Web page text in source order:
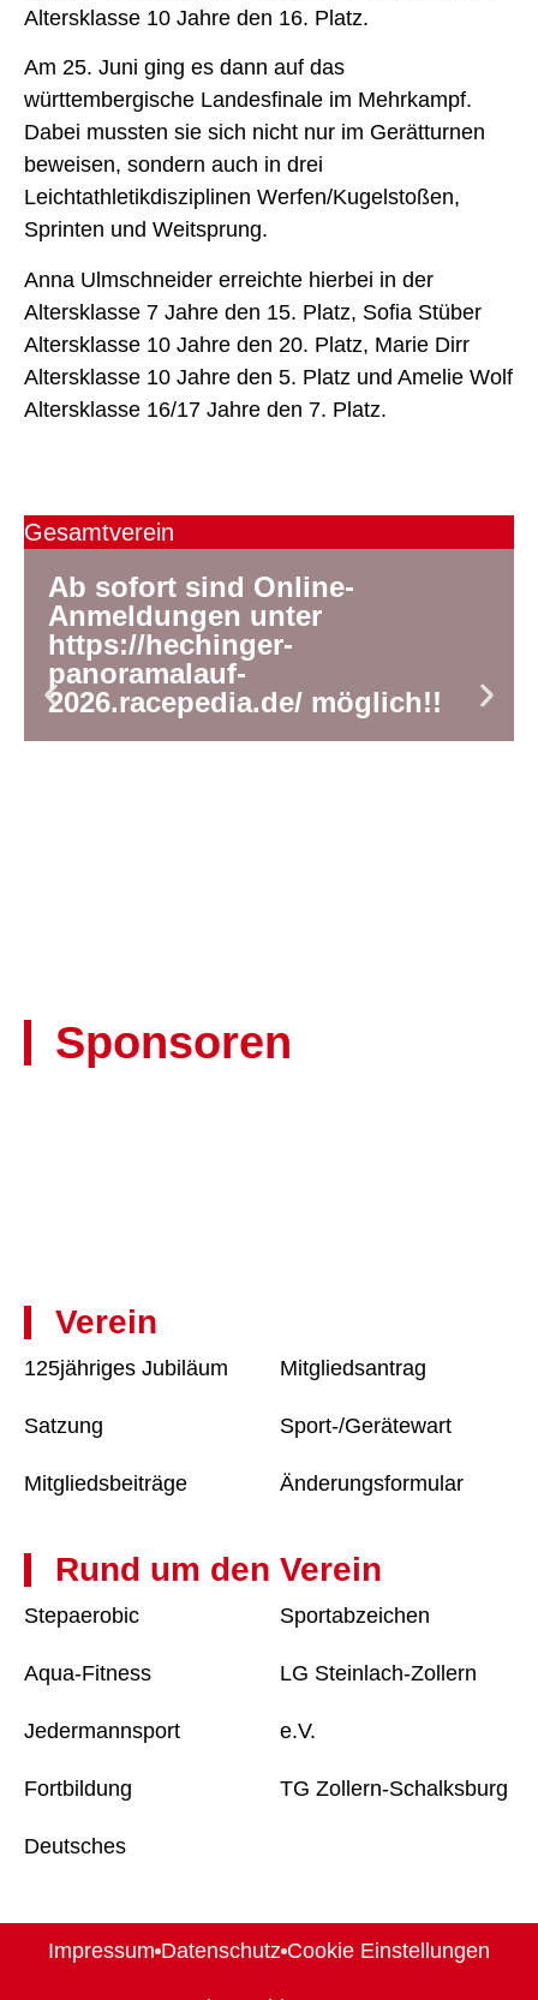
Altersklasse 10 Jahre den 16. Platz.
Am 25. Juni ging es dann auf das
württembergische Landesfinale im Mehrkampf.
Dabei mussten sie sich nicht nur im Gerätturnen
beweisen, sondern auch in drei
Leichtathletikdisziplinen Werfen/Kugelstoßen,
Sprinten und Weitsprung.
Anna Ulmschneider erreichte hierbei in der
Altersklasse 7 Jahre den 15. Platz, Sofia Stüber
Altersklasse 10 Jahre den 20. Platz, Marie Dirr
Altersklasse 10 Jahre den 5. Platz und Amelie Wolf
Altersklasse 16/17 Jahre den 7. Platz.
Gesamtverein
Ab sofort sind Online-
Anmeldungen unter
https://hechinger-
panoramalauf-
2026.racepedia.de/ möglich!!
Sponsoren
Verein
125jähriges Jubiläum
Satzung
Mitgliedsbeiträge
Mitgliedsantrag
Sport-/Gerätewart
Änderungsformular
Rund um den Verein
Stepaerobic
Aqua-Fitness
Jedermannsport
Fortbildung
Deutsches
Sportabzeichen
LG Steinlach-Zollern
e.V.
TG Zollern-Schalksburg
Impressum Datenschutz Cookie Einstellungen